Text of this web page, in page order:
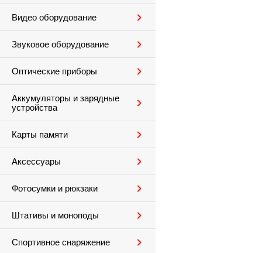
Видео оборудование
Звуковое оборудование
Оптические приборы
Аккумуляторы и зарядные
устройства
Карты памяти
Аксессуары
Фотосумки и рюкзаки
Штативы и моноподы
Спортивное снаряжение